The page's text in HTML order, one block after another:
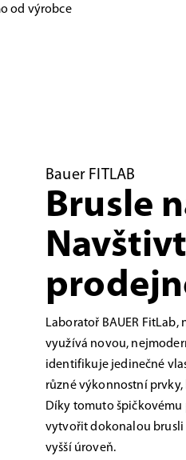
od výrobce
Bauer FITLAB
Brusle
Laboratoř BAUER FitLab,
využívá novou,
identifikuje jedinečné
různé výkonnostní
Díky tomuto
vytvořit dokonalou brusli
vyšší úroveň.